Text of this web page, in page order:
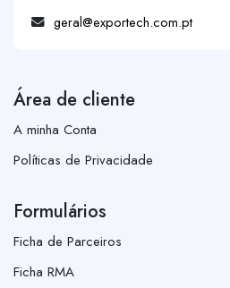
geral@exportech.com.pt
Área de cliente
A minha Conta
Políticas de Privacidade
Formulários
Ficha de Parceiros
Ficha RMA